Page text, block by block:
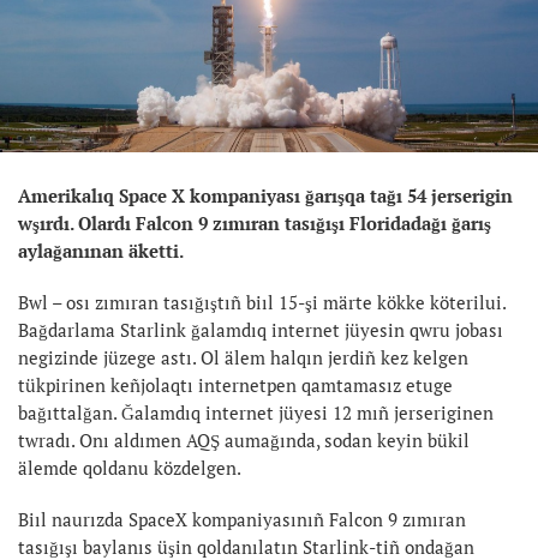
Amerikalıq Space X kompaniyası ğarışqa tağı 54 jerserigin
wşırdı. Olardı Falcon 9 zımıran tasığışı Floridadağı ğarış
aylağanınan äketti.
Bwl – osı zımıran tasığıştıñ biıl 15-şi märte kökke köterilui.
Bağdarlama Starlink ğalamdıq internet jüyesin qwru jobası
negizinde jüzege astı. Ol älem halqın jerdiñ kez kelgen
tükpirinen keñjolaqtı internetpen qamtamasız etuge
bağıttalğan. Ğalamdıq internet jüyesi 12 mıñ jerseriginen
twradı. Onı aldımen AQŞ aumağında, sodan keyin bükil
älemde qoldanu közdelgen.
Biıl naurızda SpaceX kompaniyasınıñ Falcon 9 zımıran
tasığışı baylanıs üşin qoldanılatın Starlink-tiñ ondağan